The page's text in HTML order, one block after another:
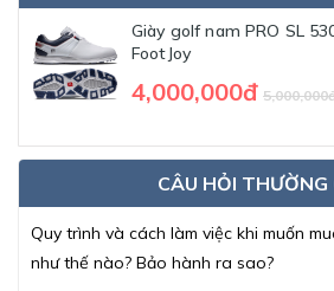
Giày golf nam PRO SL
FootJoy
4,000,000đ
CÂU HỎI THƯỜNG
Quy trình và cách làm việc khi muốn
như thế nào? Bảo hành ra sao?